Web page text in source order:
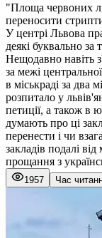
"Площа червоних
переносити
У центрі Львова
деякі буквально за
Нещодавно навіть
за межі
в міськраді за два
розпитало у
петиції, а також в
думають про ці
перенести і чи
закладів подалі
прощання з
1957 Час